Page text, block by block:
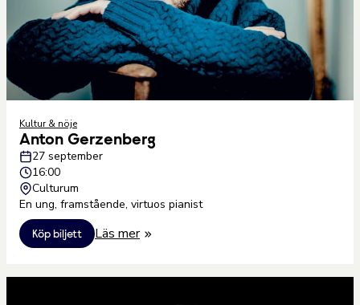
Kultur & nöje
Anton Gerzenberg
27 september
16:00
Culturum
En ung, framstående, virtuos pianist
Köp biljett Läs mer